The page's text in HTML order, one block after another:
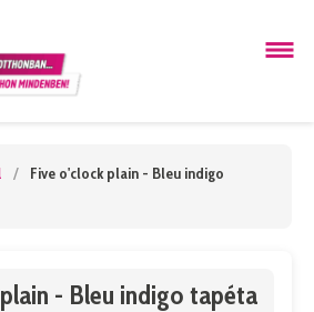
/
Five o'clock plain - Bleu indigo
- Bleu indigo tapéta